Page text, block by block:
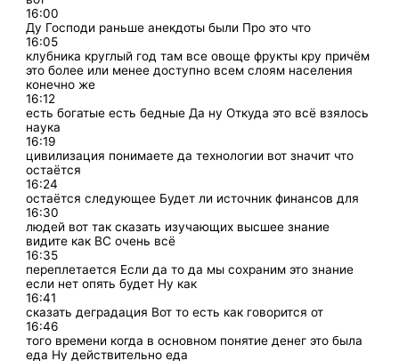
16:00
Ду Господи раньше анекдоты были Про это что
16:05
клубника круглый год там все овоще фрукты кру причём
это более или менее доступно всем слоям населения
конечно же
16:12
есть богатые есть бедные Да ну Откуда это всё взялось
наука
16:19
цивилизация понимаете да технологии вот значит что
остаётся
16:24
остаётся следующее Будет ли источник финансов для
16:30
людей вот так сказать изучающих высшее знание
видите как ВС очень всё
16:35
переплетается Если да то да мы сохраним это знание
если нет опять будет Ну как
16:41
сказать деградация Вот то есть как говорится от
16:46
того времени когда в основном понятие денег это была
еда Ну действительно еда